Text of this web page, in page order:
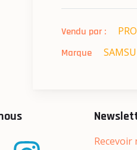
Vendu par :
Marque
Recevoir